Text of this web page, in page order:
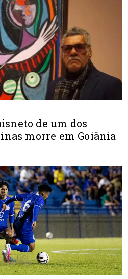
de um dos
morre em Goiânia